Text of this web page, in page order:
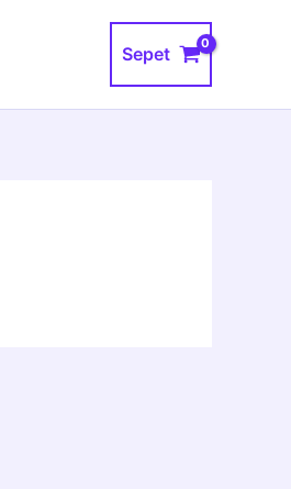
Sepet